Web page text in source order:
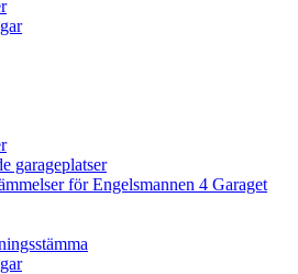
garageplatser
för Engelsmannen 4 Garaget